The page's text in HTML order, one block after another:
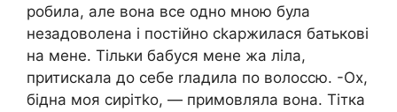
робила, але вона все одно мною була
незадоволена і постійно сkаржилася батькові
на мене. Тільки бабуся мене жа ліла,
притискала до себе rладила по волоссю. -Ох,
бідна моя сирітkо, — примовляла вона. Тітка